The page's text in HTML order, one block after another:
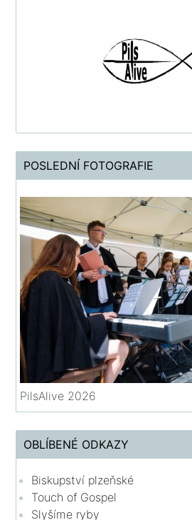
POSLEDNÍ FOTOGRAFIE
PilsAlive 2026
OBLÍBENÉ ODKAZY
Biskupství plzeňské
Touch of Gospel
Slyšíme ryby